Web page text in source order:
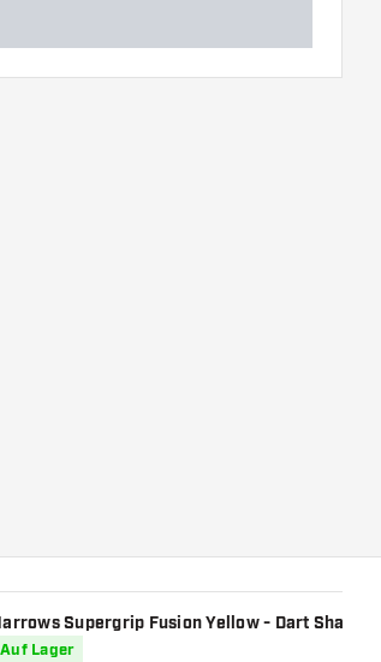
Supergrip Fusion Yellow - Dart Shafts
Auf Lager